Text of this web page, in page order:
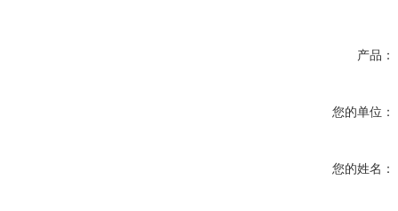
产品：
您的单位：
您的姓名：